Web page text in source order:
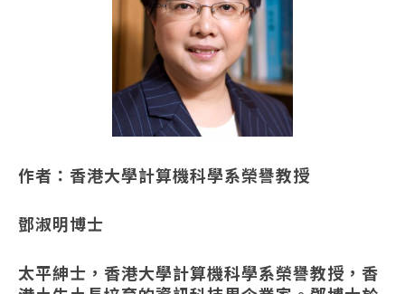
作者：香港大學計算機科學系榮譽教授
鄧淑明博士
太平紳士，香港大學計算機科學系榮譽教授，香